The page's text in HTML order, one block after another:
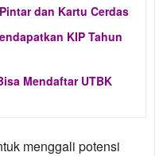
dan Kartu Cerdas
KIP Tahun
Mendaftar UTBK
menggali potensi